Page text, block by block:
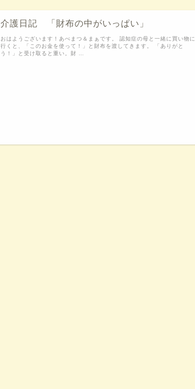
介護日記 「財布の中がいっぱい」
おはようございます！あべまつ＆まぁです。 認知症の母と一緒に買い物に
行くと、「このお金を使って！」と財布を渡してきます。 「ありがと
う！」と受け取ると重い。財 …